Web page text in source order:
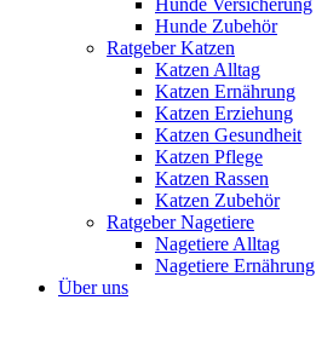
Hunde Zubehör
Ratgeber Katzen
Katzen Alltag
Katzen Ernährung
Katzen Erziehung
Katzen Gesundheit
Katzen Pflege
Katzen Rassen
Katzen Zubehör
Ratgeber Nagetiere
Nagetiere Alltag
Nagetiere Ernährung
Über uns